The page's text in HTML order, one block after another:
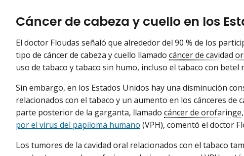
Cáncer de cabeza y cuello en los
El doctor Floudas señaló que alrededor del 90 % de los
tipo de cáncer de cabeza y cuello llamado cáncer de cavidad
uso de tabaco y tabaco sin humo, incluso el tabaco con betel
Sin embargo, en los Estados Unidos hay una disminución
relacionados con el tabaco y un aumento en los cánceres de
parte posterior de la garganta, llamado cáncer de orofaringe
por el virus del papiloma humano (VPH), comentó el doctor
Los tumores de la cavidad oral relacionados con el tabaco